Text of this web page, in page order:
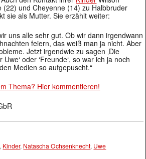
(22) und Cheyenne (14) zu Halbbruder
sie als Mutter. Sie erzählt weiter:
uns alle sehr gut. Ob wir dann irgendwann
feiern, das weiß man ja nicht. Aber
Jetzt irgendwie zu sagen ‚Die
oder ‘Freunde‘, so war ich ja noch
Medien so aufgepuscht.“
Thema? Hier kommentieren!
, Kinder, Natascha Ochsenknecht, Uwe